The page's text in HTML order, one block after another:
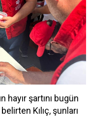
hayır şartını bugün
Kılıç, şunları